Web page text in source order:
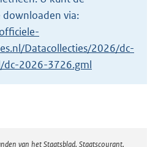
b via:
Datacollecties/2026/dc-
2026-3726.gml
van het Staatsblad, Staatscourant,